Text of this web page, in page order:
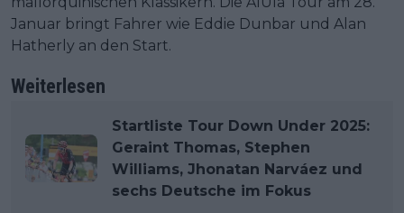
Januar bringt Fahrer wie Eddie Dunbar und Alan
Hatherly an den Start.
Weiterlesen
Startliste Tour Down Under 2025:
Geraint Thomas, Stephen
Williams, Jhonatan Narváez und
sechs Deutsche im Fokus